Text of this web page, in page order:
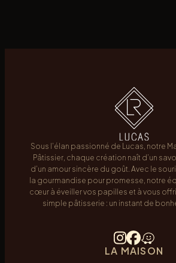
Sous l’élan passionné de Lucas, notre
Pâtissier, chaque création naît d’un
d’un amour sincère du goût. Avec le
la gourmandise pour promesse, notre
cœur à éveiller vos papilles et à vous
simple pâtisserie : un instant de
LA MAISON